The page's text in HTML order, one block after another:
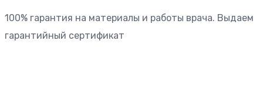
100% гарантия на материалы и работы врача. Выдаем
гарантийный сертификат